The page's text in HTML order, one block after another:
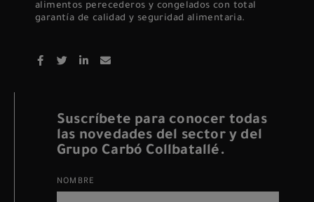
alimentos perecederos y congelados con total
garantía de calidad y seguridad alimentaria.
Suscríbete para conocer todas
las novedades del sector y del
Grupo Carbó Collbatallé.
NOMBRE